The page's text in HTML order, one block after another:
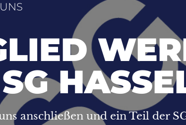
anschließen und ein Teil der